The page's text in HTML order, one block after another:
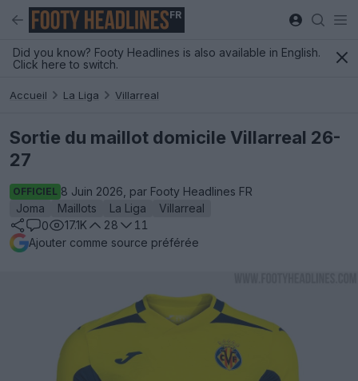
FR
Did you know? Footy Headlines is also available in English.
Click here to switch.
Accueil La Liga Villarreal
Sortie du maillot domicile Villarreal 26-
27
OFFICIEL 8 Juin 2026, par Footy Headlines FR
Joma
Maillots La Liga
Villarreal
0
17.1K 28
11
Ajouter comme source préférée